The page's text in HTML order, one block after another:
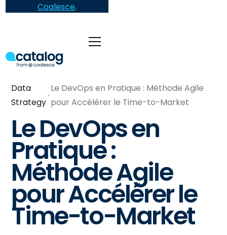
Coalesce.
Data
Strategy
Le DevOps en Pratique : Méthode Agile
pour Accélérer le Time-to-Market
Le DevOps en
Pratique :
Méthode Agile
pour Accélérer le
Time-to-Market